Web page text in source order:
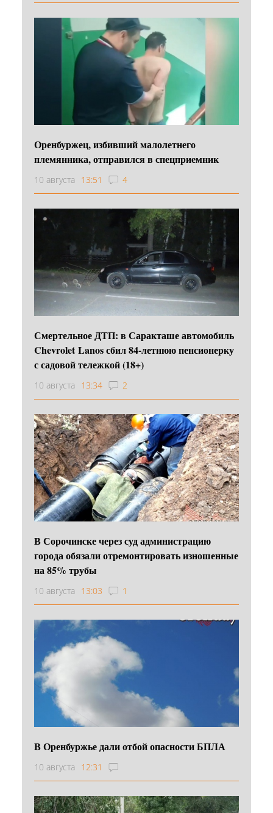
Оренбуржец, избивший малолетнего
племянника, отправился в спецприемник
10 августа 13:51 4
Смертельное ДТП: в Саракташе автомобиль
Chevrolet Lanos сбил 84-летнюю пенсионерку
с садовой тележкой (18+)
10 августа 13:34 2
В Сорочинске через суд администрацию
города обязали отремонтировать изношенные
на 85% трубы
10 августа 13:03 1
В Оренбуржье дали отбой опасности БПЛА
10 августа 12:31